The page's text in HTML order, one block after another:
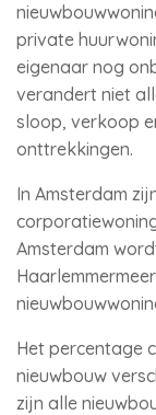
private
eigenaar nog
verandert niet
sloop, verkoop
onttrekkingen.
In Amsterdam
Amsterdam
Het percentage
nieuwbouw
zijn alle